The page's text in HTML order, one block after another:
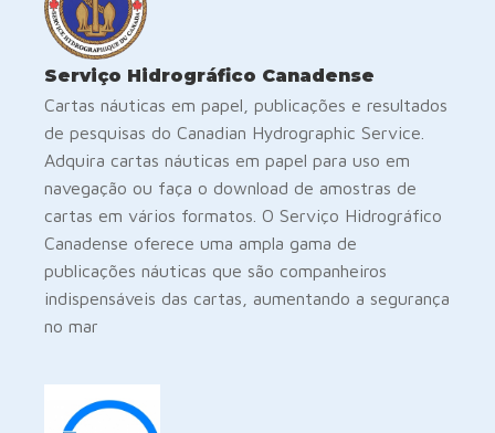
Serviço Hidrográfico Canadense
Cartas náuticas em papel, publicações e resultados
de pesquisas do Canadian Hydrographic Service.
Adquira cartas náuticas em papel para uso em
navegação ou faça o download de amostras de
cartas em vários formatos. O Serviço Hidrográfico
Canadense oferece uma ampla gama de
publicações náuticas que são companheiros
indispensáveis das cartas, aumentando a segurança
no mar